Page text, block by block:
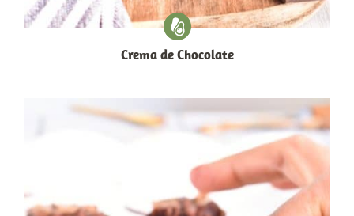
Crema de Chocolate